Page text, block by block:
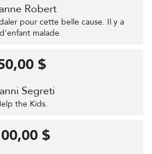
Robert
pour cette belle cause. Il y a
malade.
Segreti
the Kids.
$
$